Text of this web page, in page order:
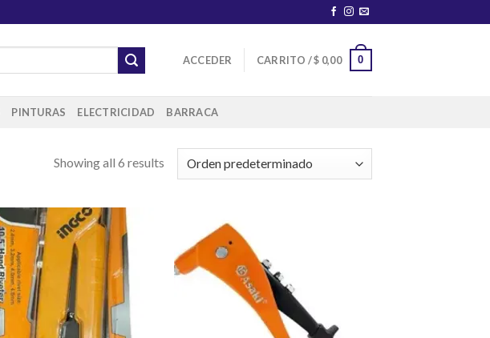
ACCEDER CARRITO /$ 0,00 0
PINTURAS ELECTRICIDAD BARRACA
Showing all 6 results
Añadir
lista de